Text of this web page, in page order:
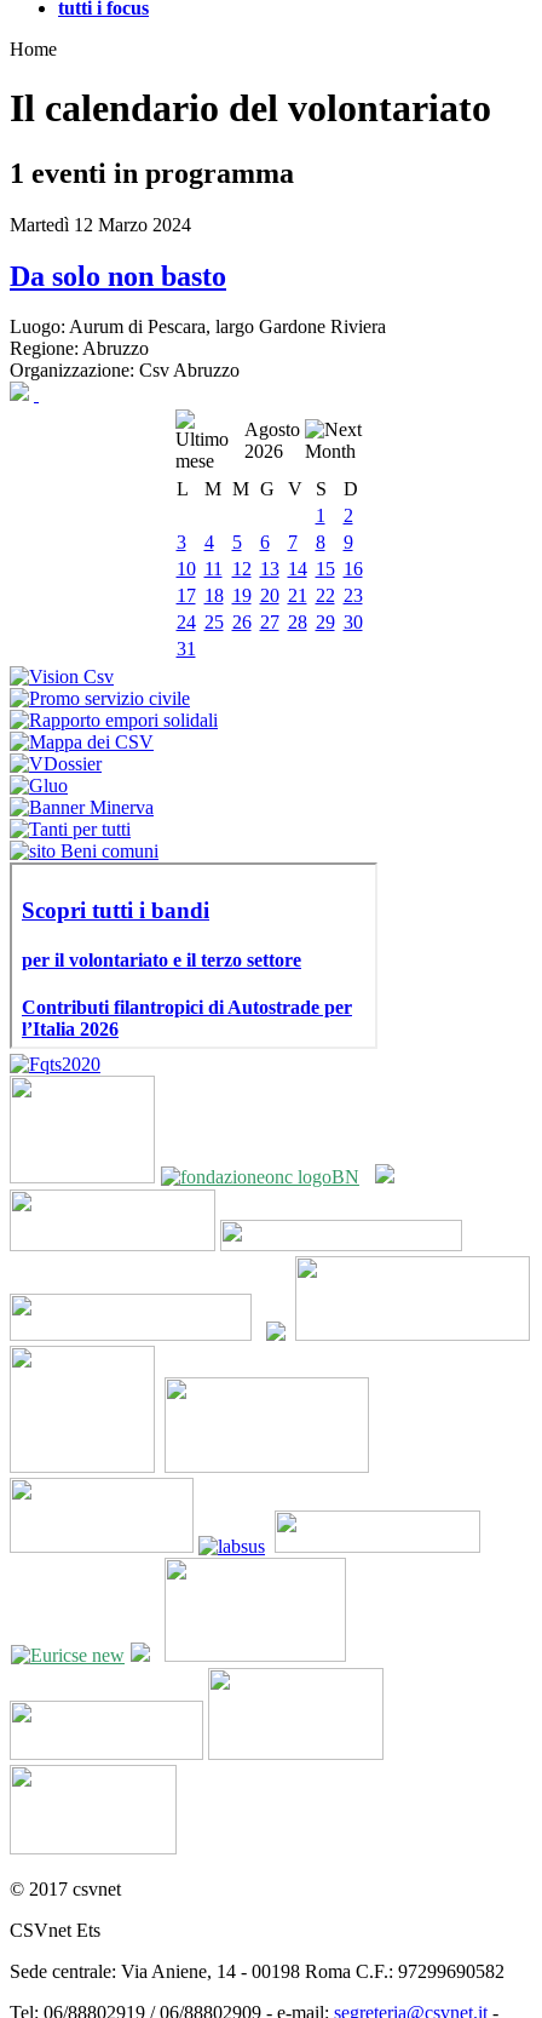
tutti i focus
Home
Il calendario del volontariato
1 eventi in programma
Martedì 12 Marzo 2024
Da solo non basto
Luogo: Aurum di Pescara, largo Gardone Riviera
Regione: Abruzzo
Organizzazione: Csv Abruzzo
Agosto
2026
L
M M G V S
D
1
2
3
4 5 6 7 8
9
10 11 12 13 14 15 16
17 18 19 20 21 22 23
24 25 26 27 28 29 30
31
© 2017 csvnet
CSVnet Ets
Sede centrale: Via Aniene, 14 - 00198 Roma C.F.: 97299690582
Tel: 06/88802919 / 06/88802909 - e-mail: segreteria@csvnet.it -